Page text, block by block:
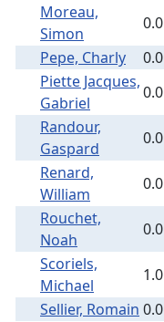
Moreau,
Simon
0.0
Pepe, Charly
0.0
Piette Jacques,
Gabriel
0.0
Randour,
Gaspard
0.0
Renard,
William
0.0
Rouchet,
Noah
0.0
Scoriels,
Michael
1.0
Sellier, Romain 0.0